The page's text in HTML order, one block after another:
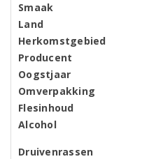
Smaak
Land
Herkomstgebied
Producent
Oogstjaar
Omverpakking
Flesinhoud
Alcohol
Druivenrassen